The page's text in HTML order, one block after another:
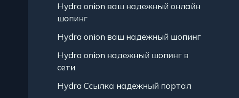
Hydra onion ваш надежный онлайн
шопинг
Hydra onion ваш надежный шопинг
Hydra onion надежный шопинг в
сети
Hydra Ссылка надежный портал